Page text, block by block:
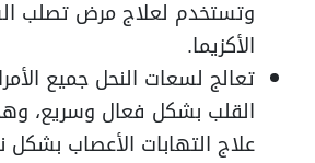
وتستخدم لعلاج مرض تصلب
الأكزيما.
تعالج لسعات النحل جميع
القلب بشكل فعال وسريع،
علاج التهابات الأعصاب